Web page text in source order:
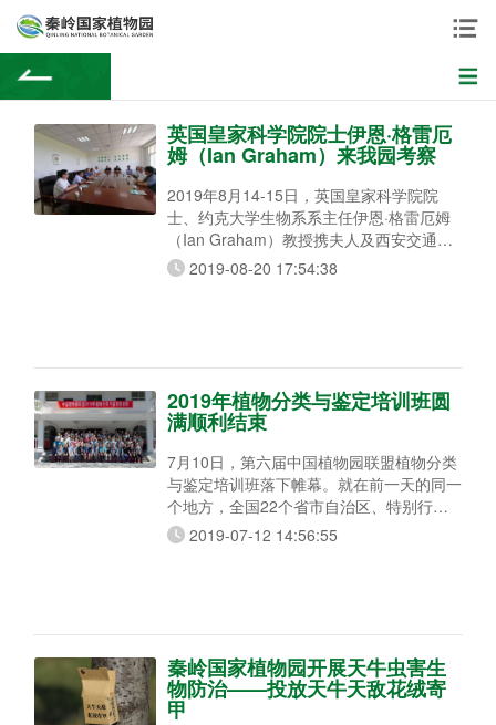
英国皇家科学院院士伊恩·格雷厄
姆（Ian Graham）来我园考察
2019年8月14-15日，英国皇家科学院院
士、约克大学生物系系主任伊恩·格雷厄姆
（Ian Graham）教授携夫人及西安交通大
学第一附属医院院长施秉银，西安交通大学
第一附属医院精准医学中心张呈生教授，西
长沈茂才、园长助理赵辉远、科研处处长邢
小宇及相关人员参加了会议。会上双方就各
2019-08-20 17:54:38
2019年植物分类与鉴定培训班圆
满顺利结束
7月10日，第六届中国植物园联盟植物分类
与鉴定培训班落下帷幕。就在前一天的同一
个地方，全国22个省市自治区、特别行政
区的49个单位的59名学员，经历了人生中
又一次“高考”，培训圆满结束，其中10人获
乎每天都要工作到晚上十一二点才能把当天
的学习任务完成，因此被大家称作植物学界
的
2019-07-12 14:56:55
秦岭国家植物园开展天牛虫害生
物防治——投放天牛天敌花绒寄
甲